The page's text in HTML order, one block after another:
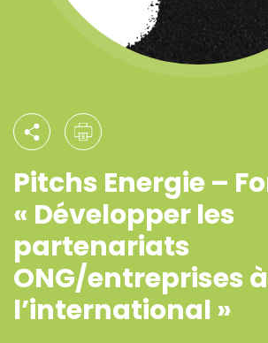
Pitchs Energie –
« Développer les
partenariats
ONG/entreprises à
l’international »